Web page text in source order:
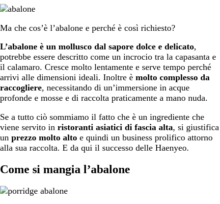
Ma che cos’è l’abalone e perché è così richiesto?
L’abalone è un mollusco dal sapore dolce e delicato,
potrebbe essere descritto come un incrocio tra la capasanta e
il calamaro. Cresce molto lentamente e serve tempo perché
arrivi alle dimensioni ideali. Inoltre è molto complesso da
raccogliere, necessitando di un’immersione in acque
profonde e mosse e di raccolta praticamente a mano nuda.
Se a tutto ciò sommiamo il fatto che è un ingrediente che
viene servito in ristoranti asiatici di fascia alta, si giustifica
un prezzo molto alto e quindi un business prolifico attorno
alla sua raccolta. E da qui il successo delle Haenyeo.
Come si mangia l’abalone